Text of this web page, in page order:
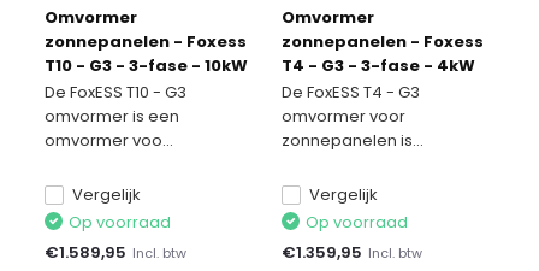
Omvormer
zonnepanelen - Foxess
T10 - G3 - 3-fase - 10kW
De FoxESS T10 - G3
omvormer is een
omvormer voo...
Vergelijk
Op voorraad
€1.589,95 Incl. btw
Omvormer
zonnepanelen - Foxess
T4 - G3 - 3-fase - 4kW
De FoxESS T4 - G3
omvormer voor
zonnepanelen is...
Vergelijk
Op voorraad
€1.359,95 Incl. btw